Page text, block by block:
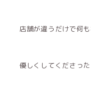
店舗が違うだけで何
優しくしてくださっ